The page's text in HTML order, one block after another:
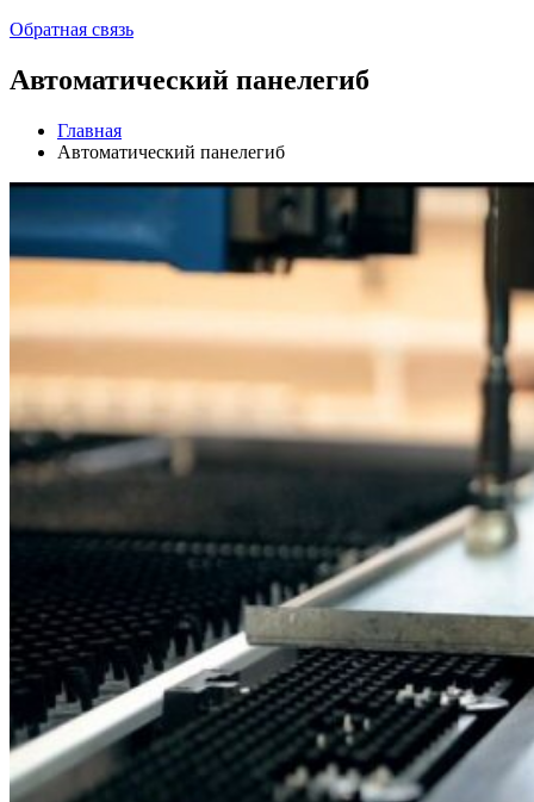
Обратная связь
Автоматический панелегиб
Главная
Автоматический панелегиб